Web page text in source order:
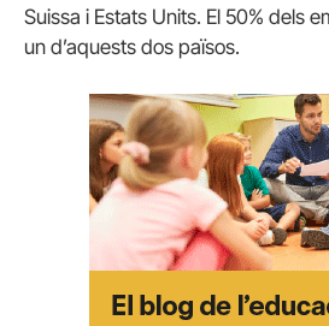
Suissa i Estats Units. El 50% dels
un d’aquests dos països.